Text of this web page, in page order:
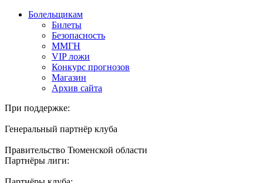
Болельщикам
Билеты
Безопасность
ММГН
VIP ложи
Конкурс прогнозов
Магазин
Архив сайта
При поддержке:
Генеральный партнёр клуба
Правительство Тюменской области
Партнёры лиги: